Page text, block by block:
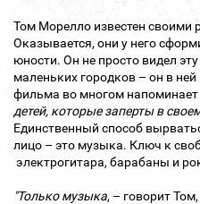
Том Морелло известен
Оказывается, они у него
юности. Он не просто видел
маленьких городков – он в
фильма во многом напоминает
детей, которые заперты в
Единственный способ
лицо – это музыка. Ключ к
электрогитара, барабаны и
"Только музыка, – говорит